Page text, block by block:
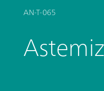
AN-T-065